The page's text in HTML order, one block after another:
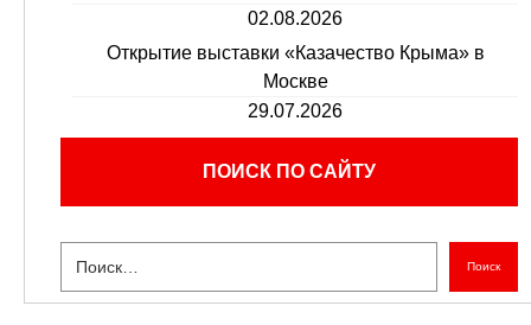
02.08.2026
Открытие выставки «Казачество Крыма» в
Москве
29.07.2026
ПОИСК ПО САЙТУ
Поиск